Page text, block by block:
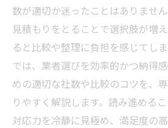
数が適切か迷ったことはありませ
見積もりをとることで選択肢が増
ると比較や整理に負担を感じてし
では、業者選びを効率的かつ納得
めの適切な社数や比較のコツを、
りやすく解説します。読み進める
対応力を冷静に見極め、満足度の